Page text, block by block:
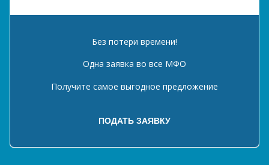
Без потери времени!
Одна заявка во все МФО
Получите самое выгодное предложение